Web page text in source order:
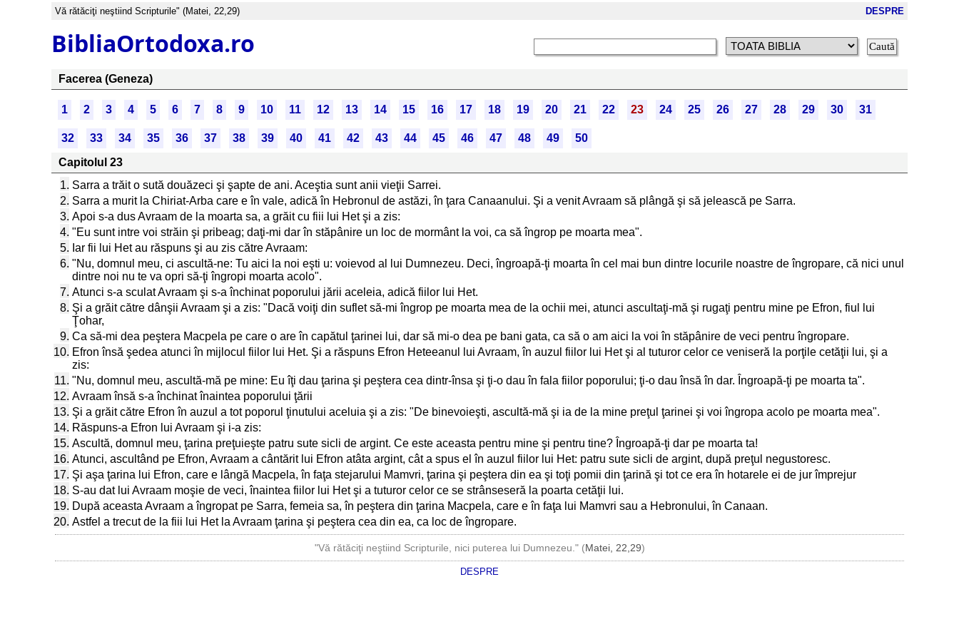
Vă rătăciţi neştiind Scripturile" (Matei, 22,29) DESPRE
BibliaOrtodoxa.ro
Facerea (Geneza)
1 2 3 4 5 6 7 8 9 10 11 12 13 14 15 16 17 18 19 20 21 22 23 24 25 26 27 28 29 30 31
32 33 34 35 36 37 38 39 40 41 42 43 44 45 46 47 48 49
50
Capitolul 23
1. Sarra a trăit o sută douăzeci şi şapte de ani. Aceştia sunt anii vieţii Sarrei.
2. Sarra a murit la Chiriat-Arba care e în vale, adică în Hebronul de astăzi, în ţara Canaanului. Şi a venit Avraam să plângă şi să jelească pe Sarra.
3. Apoi s-a dus Avraam de la moarta sa, a grăit cu fiii lui Het şi a zis:
4. "Eu sunt intre voi străin şi pribeag; daţi-mi dar în stăpânire un loc de mormânt la voi, ca să îngrop pe moarta mea".
5. Iar fii lui Het au răspuns şi au zis către Avraam:
6. "Nu, domnul meu, ci ascultă-ne: Tu aici la noi eşti u: voievod al lui Dumnezeu. Deci, îngroapă-ţi moarta în cel mai bun dintre locurile noastre de îngropare, că nici unul
dintre noi nu te va opri să-ţi îngropi moarta acolo".
7. Atunci s-a sculat Avraam şi s-a închinat poporului jării aceleia, adică fiilor lui Het.
8. Şi a grăit către dânşii Avraam şi a zis: "Dacă voiţi din suflet să-mi îngrop pe moarta mea de la ochii mei, atunci ascultaţi-mă şi rugaţi pentru mine pe Efron, fiul lui
Ţohar,
9. Ca să-mi dea peştera Macpela pe care o are în capătul ţarinei lui, dar să mi-o dea pe bani gata, ca să o am aici la voi în stăpânire de veci pentru îngropare.
10. Efron însă şedea atunci în mijlocul fiilor lui Het. Şi a răspuns Efron Heteeanul lui Avraam, în auzul fiilor lui Het şi al tuturor celor ce veniseră la porţile cetăţii lui, şi a
zis:
11. "Nu, domnul meu, ascultă-mă pe mine: Eu îţi dau ţarina şi peştera cea dintr-însa şi ţi-o dau în fala fiilor poporului; ţi-o dau însă în dar. Îngroapă-ţi pe moarta ta".
12. Avraam însă s-a închinat înaintea poporului ţării
13. Şi a grăit către Efron în auzul a tot poporul ţinutului aceluia şi a zis: "De binevoieşti, ascultă-mă şi ia de la mine preţul ţarinei şi voi îngropa acolo pe moarta mea".
14. Răspuns-a Efron lui Avraam şi i-a zis:
15. Ascultă, domnul meu, ţarina preţuieşte patru sute sicli de argint. Ce este aceasta pentru mine şi pentru tine? Îngroapă-ţi dar pe moarta ta!
16. Atunci, ascultând pe Efron, Avraam a cântărit lui Efron atâta argint, cât a spus el în auzul fiilor lui Het: patru sute sicli de argint, după preţul negustoresc.
17. Şi aşa ţarina lui Efron, care e lângă Macpela, în faţa stejarului Mamvri, ţarina şi peştera din ea şi toţi pomii din ţarină şi tot ce era în hotarele ei de jur împrejur
18. S-au dat lui Avraam moşie de veci, înaintea fiilor lui Het şi a tuturor celor ce se strânseseră la poarta cetăţii lui.
19. După aceasta Avraam a îngropat pe Sarra, femeia sa, în peştera din ţarina Macpela, care e în faţa lui Mamvri sau a Hebronului, în Canaan.
20. Astfel a trecut de la fiii lui Het la Avraam ţarina şi peştera cea din ea, ca loc de îngropare.
"Vă rătăciţi neştiind Scripturile, nici puterea lui Dumnezeu." (Matei, 22,29)
DESPRE